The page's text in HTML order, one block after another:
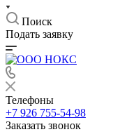
Поиск
Подать заявку
Телефоны
+7 926 755-54-98
Заказать звонок